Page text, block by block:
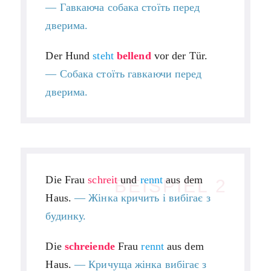
— Гавкаюча собака стоїть перед
дверима.
Der Hundsteht bellend vor der Tür.
— Собака стоїть гавкаючи перед
дверима.
BEISPIEL 2
Die Frauschreit und rennt aus dem
Haus.— Жінка кричить і вибігає з
будинку.
Die schreiendeFraurenntaus dem
Haus. — Кричуща жінка вибігає з